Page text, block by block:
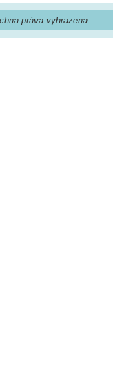
práva vyhrazena.